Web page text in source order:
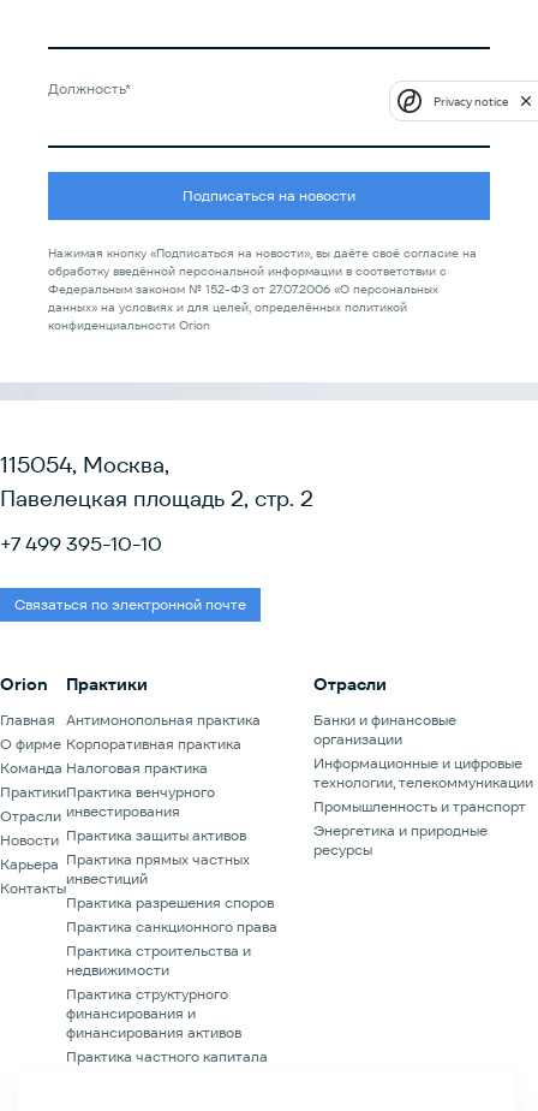
Должность*
Подписаться на новости
Нажимая кнопку «Подписаться на новости», вы даёте своё согласие на
обработку введённой персональной информации в соответствии с
Федеральным законом № 152-ФЗ от 27.07.2006 «О персональных
данных» на условиях и для целей, определённых политикой
конфиденциальности Orion
115054, Москва,
Павелецкая площадь 2, стр. 2
+7 499 395-10-10
Связаться по электронной почте
Orion
Главная
О фирме
Команда
Практики
Отрасли
Новости
Карьера
Контакты
Практики
Антимонопольная практика
Корпоративная практика
Налоговая практика
Практика венчурного
инвестирования
Практика защиты активов
Практика прямых частных
инвестиций
Практика разрешения споров
Практика санкционного права
Практика строительства и
недвижимости
Практика структурного
финансирования и
финансирования активов
Практика частного капитала
Отрасли
Банки и финансовые
организации
Информационные и цифровые
технологии, телекоммуникации
Промышленность и транспорт
Энергетика и природные
ресурсы
Privacy notice